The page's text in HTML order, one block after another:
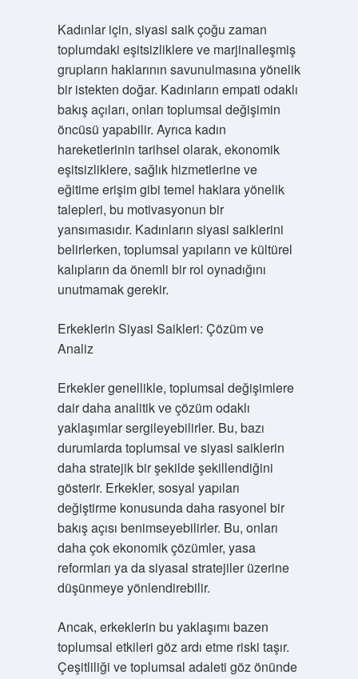
Kadınlar için, siyasi saik çoğu zaman
toplumdaki eşitsizliklere ve marjinalleşmiş
grupların haklarının savunulmasına yönelik
bir istekten doğar. Kadınların empati odaklı
bakış açıları, onları toplumsal değişimin
öncüsü yapabilir. Ayrıca kadın
hareketlerinin tarihsel olarak, ekonomik
eşitsizliklere, sağlık hizmetlerine ve
eğitime erişim gibi temel haklara yönelik
talepleri, bu motivasyonun bir
yansımasıdır. Kadınların siyasi saiklerini
belirlerken, toplumsal yapıların ve kültürel
kalıpların da önemli bir rol oynadığını
unutmamak gerekir.
Erkeklerin Siyasi Saikleri: Çözüm ve
Analiz
Erkekler genellikle, toplumsal değişimlere
dair daha analitik ve çözüm odaklı
yaklaşımlar sergileyebilirler. Bu, bazı
durumlarda toplumsal ve siyasi saiklerin
daha stratejik bir şekilde şekillendiğini
gösterir. Erkekler, sosyal yapıları
değiştirme konusunda daha rasyonel bir
bakış açısı benimseyebilirler. Bu, onları
daha çok ekonomik çözümler, yasa
reformları ya da siyasal stratejiler üzerine
düşünmeye yönlendirebilir.
Ancak, erkeklerin bu yaklaşımı bazen
toplumsal etkileri göz ardı etme riski taşır.
Çeşitliliği ve toplumsal adaleti göz önünde